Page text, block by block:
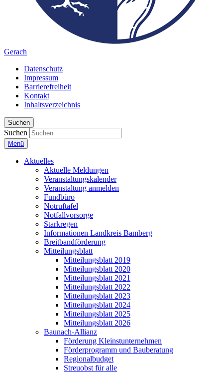
Gerach
Datenschutz
Impressum
Barrierefreiheit
Kontakt
Inhaltsverzeichnis
Suchen
Suchen
Menü
Aktuelles
Aktuelle Meldungen
Veranstaltungskalender
Veranstaltung anmelden
Fundbüro
Notruftafel
Notfallvorsorge
Starkregen
Informationen Landkreis Bamberg
Breitbandförderung
Mitteilungsblatt
Mitteilungsblatt 2019
Mitteilungsblatt 2020
Mitteilungsblatt 2021
Mitteilungsblatt 2022
Mitteilungsblatt 2023
Mitteilungsblatt 2024
Mitteilungsblatt 2025
Mitteilungsblatt 2026
Baunach-Allianz
Förderung Kleinstunternehmen
Förderprogramm und Bauberatung
Regionalbudget
Streuobst für alle